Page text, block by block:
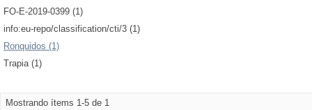
FO-E-2019-0399 (1)
info:eu-repo/classification/cti/3 (1)
Ronquidos (1)
Trapia (1)
Mostrando ítems 1-5 de 1